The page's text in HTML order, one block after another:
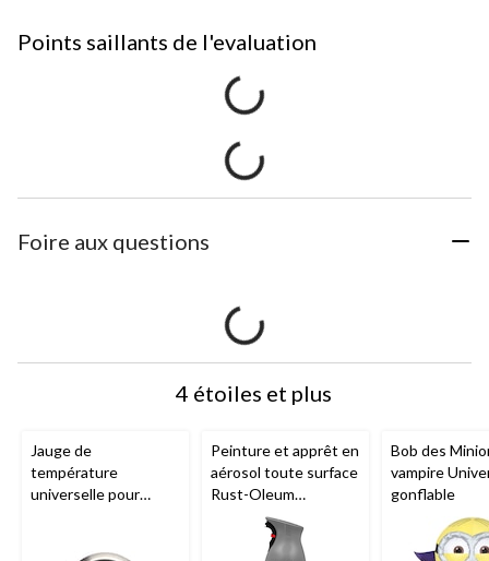
Points saillants de l'evaluation
Foire aux questions
4 étoiles et plus
Jauge de
température
universelle pour
Peinture et apprêt en
aérosol toute surface
Rust-Oleum
Universal, métallique,
Bob des
vampire
gonflable